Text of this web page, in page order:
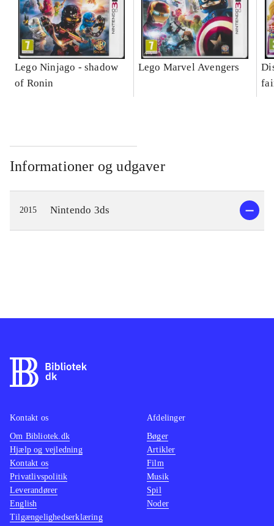
Lego Ninjago - shadow
of Ronin
Lego Marvel Avengers
Informationer og udgaver
2015 Nintendo 3ds
Kontakt os
Om Bibliotek.dk
Hjælp og vejledning
Kontakt os
Privatlivspolitik
Leverandører
English
Tilgængelighedserklæring
Afdelinger
Bøger
Artikler
Film
Musik
Spil
Noder